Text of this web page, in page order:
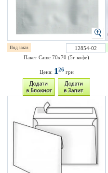
Под заказ
12854-02
Пакет Саше 70х70 (5г кофе)
Цена: 126грн